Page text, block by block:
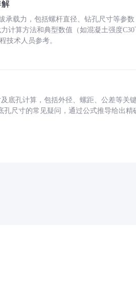
解
承载力，包括螺杆直径、钻孔尺寸等参
计算方法和典型数值（如混凝土强度
技术人员参考。
底孔计算，包括外径、螺距、公差等关
孔尺寸的常见疑问，通过公式推导给出